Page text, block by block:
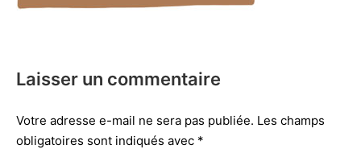
Laisser un commentaire
Votre adresse e-mail ne sera pas publiée. Les champs
obligatoires sont indiqués avec *